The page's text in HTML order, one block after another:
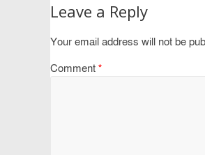
Leave a Reply
Your email address will not be
Comment *